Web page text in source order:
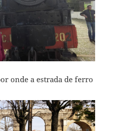
onde a estrada de ferro